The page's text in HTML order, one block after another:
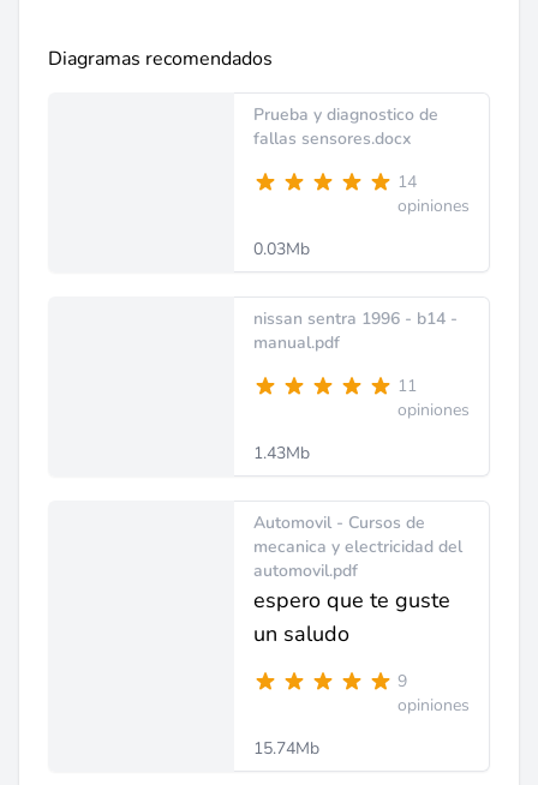
Diagramas recomendados
Prueba y diagnostico de
fallas sensores.docx
14
opiniones
0.03Mb
nissan sentra 1996 - b14 -
manual.pdf
11
opiniones
1.43Mb
Automovil - Cursos de
mecanica y electricidad del
automovil.pdf
espero que te guste
un saludo
9
opiniones
15.74Mb